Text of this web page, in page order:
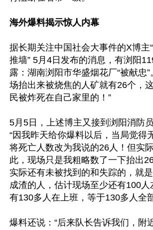
海外爆料揭示惊人内幕
据长期关注中国社会大事件的X博
推墙” 5月4日发布的消息，有浏阳
露：湖南浏阳市华盛烟花厂“被献忠”
场抬出来被烧焦的人矿就有26个，
民被炸死在自己家里的！”
5月5日，上述博主又接到浏阳消防
“因我昨天给你爆料以后，当局觉得
将死亡人数改为我说的26人！但实
此，现场只是我粗略数了一下抬出
实际还有未被找到的和失踪的，就
成渣的人，估计现场至少还有100
有130多人在上班，等于130多人全
爆料还说：“后来队长告诉我们，附